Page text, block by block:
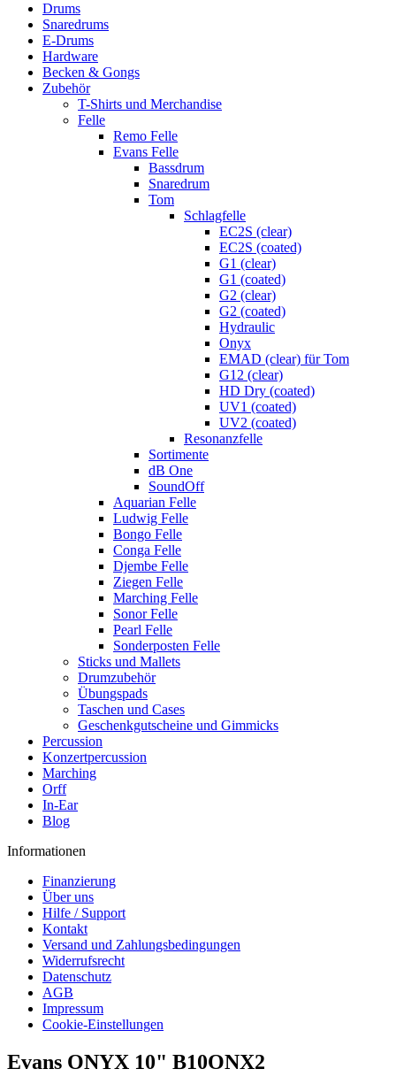
Drums
Snaredrums
E-Drums
Hardware
Becken & Gongs
Zubehör
T-Shirts und Merchandise
Felle
Remo Felle
Evans Felle
Bassdrum
Snaredrum
Tom
Schlagfelle
EC2S (clear)
EC2S (coated)
G1 (clear)
G1 (coated)
G2 (clear)
G2 (coated)
Hydraulic
Onyx
EMAD (clear) für Tom
G12 (clear)
HD Dry (coated)
UV1 (coated)
UV2 (coated)
Resonanzfelle
Sortimente
dB One
SoundOff
Aquarian Felle
Ludwig Felle
Bongo Felle
Conga Felle
Djembe Felle
Ziegen Felle
Marching Felle
Sonor Felle
Pearl Felle
Sonderposten Felle
Sticks und Mallets
Drumzubehör
Übungspads
Taschen und Cases
Geschenkgutscheine und Gimmicks
Percussion
Konzertpercussion
Marching
Orff
In-Ear
Blog
Informationen
Finanzierung
Über uns
Hilfe / Support
Kontakt
Versand und Zahlungsbedingungen
Widerrufsrecht
Datenschutz
AGB
Impressum
Cookie-Einstellungen
Evans ONYX 10" B10ONX2